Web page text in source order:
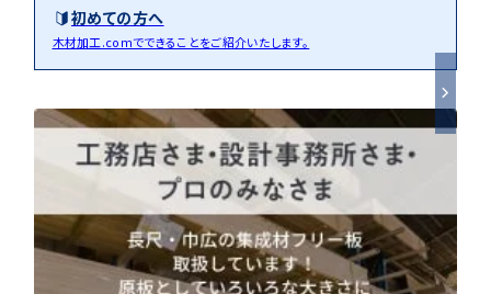
初めての方へ
木材加工.comでできることをご紹介いたします。